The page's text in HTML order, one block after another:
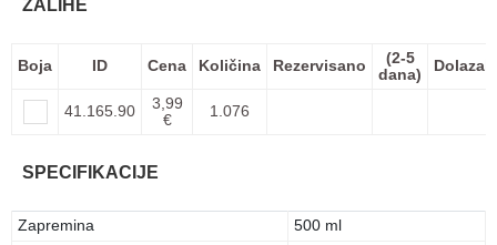
ZALIHE
Boja ID Cena Količina Rezervisano
(2-5
dana)
Dolazak
41.165.90
3,99
€
1.076
SPECIFIKACIJE
Zapremina
500 ml